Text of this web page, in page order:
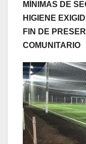
MÍNIMAS DE
HIGIENE
FIN DE
COMUNITARIO